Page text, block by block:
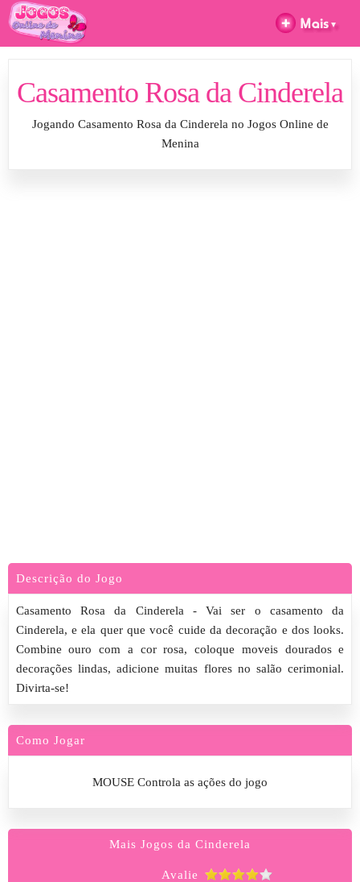
Casamento Rosa da Cinderela
Jogando Casamento Rosa da Cinderela no Jogos Online de
Menina
Descrição do Jogo
Casamento Rosa da Cinderela - Vai ser o casamento da
Cinderela, e ela quer que você cuide da decoração e dos looks.
Combine ouro com a cor rosa, coloque moveis dourados e
decorações lindas, adicione muitas flores no salão cerimonial.
Divirta-se!
Como Jogar
MOUSE Controla as ações do jogo
Mais Jogos da Cinderela
Avalie